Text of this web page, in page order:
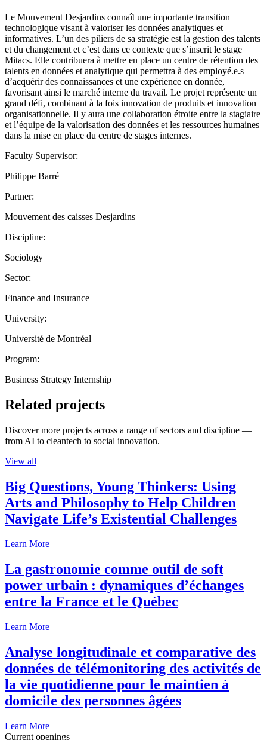
Le Mouvement Desjardins connaît une importante transition
technologique visant à valoriser les données analytiques et
informatives. L’un des piliers de sa stratégie est la gestion des talents
et du changement et c’est dans ce contexte que s’inscrit le stage
Mitacs. Elle contribuera à mettre en place un centre de rétention des
talents en données et analytique qui permettra à des employé.e.s
d’acquérir des connaissances et une expérience en donnée,
favorisant ainsi le marché interne du travail. Le projet représente un
grand défi, combinant à la fois innovation de produits et innovation
organisationnelle. Il y aura une collaboration étroite entre la stagiaire
et l’équipe de la valorisation des données et les ressources humaines
dans la mise en place du centre de stages internes.
Faculty Supervisor:
Philippe Barré
Partner:
Mouvement des caisses Desjardins
Discipline:
Sociology
Sector:
Finance and Insurance
University:
Université de Montréal
Program:
Business Strategy Internship
Related projects
Discover more projects across a range of sectors and discipline —
from AI to cleantech to social innovation.
View all
Big Questions, Young Thinkers: Using
Arts and Philosophy to Help Children
Navigate Life’s Existential Challenges
Learn More
La gastronomie comme outil de soft
power urbain : dynamiques d’échanges
entre la France et le Québec
Learn More
Analyse longitudinale et comparative des
données de télémonitoring des activités de
la vie quotidienne pour le maintien à
domicile des personnes âgées
Learn More
Current openings